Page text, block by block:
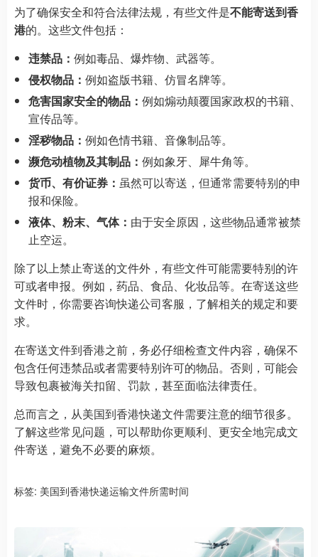
为了确保安全和符合法律法规，有些文件是不能寄送到香
港的。这些文件包括：
违禁品： 例如毒品、爆炸物、武器等。
侵权物品： 例如盗版书籍、仿冒名牌等。
危害国家安全的物品： 例如煽动颠覆国家政权的书籍、
宣传品等。
淫秽物品： 例如色情书籍、音像制品等。
濒危动植物及其制品： 例如象牙、犀牛角等。
货币、有价证券： 虽然可以寄送，但通常需要特别的申
报和保险。
液体、粉末、气体： 由于安全原因，这些物品通常被禁
止空运。
除了以上禁止寄送的文件外，有些文件可能需要特别的许
可或者申报。例如，药品、食品、化妆品等。在寄送这些
文件时，你需要咨询快递公司客服，了解相关的规定和要
求。
在寄送文件到香港之前，务必仔细检查文件内容，确保不
包含任何违禁品或者需要特别许可的物品。否则，可能会
导致包裹被海关扣留、罚款，甚至面临法律责任。
总而言之，从美国到香港快递文件需要注意的细节很多。
了解这些常见问题，可以帮助你更顺利、更安全地完成文
件寄送，避免不必要的麻烦。
标签: 美国到香港快递运输文件所需时间